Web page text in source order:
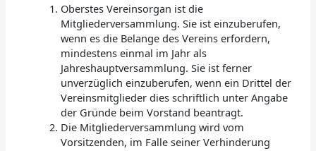
Oberstes Vereinsorgan ist die
Mitgliederversammlung. Sie ist einzuberufen,
wenn es die Belange des Vereins erfordern,
mindestens einmal im Jahr als
Jahreshauptversammlung. Sie ist ferner
unverzüglich einzuberufen, wenn ein Drittel der
Vereinsmitglieder dies schriftlich unter Angabe
der Gründe beim Vorstand beantragt.
Die Mitgliederversammlung wird vom
Vorsitzenden, im Falle seiner Verhinderung